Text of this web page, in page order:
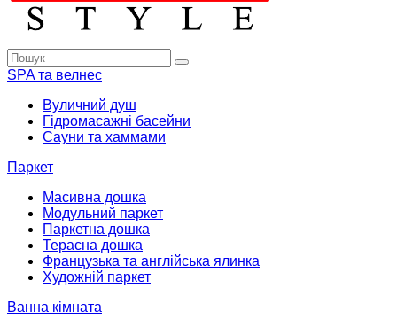
SPA та велнес
Вуличний душ
Гідромасажні басейни
Сауни та хаммами
Паркет
Масивна дошка
Модульний паркет
Паркетна дошка
Терасна дошка
Французька та англійська ялинка
Художній паркет
Ванна кімната